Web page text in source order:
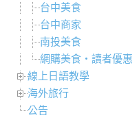
台中美食
台中商家
南投美食
網購美食・讀者優惠
線上日語教學
海外旅行
公告